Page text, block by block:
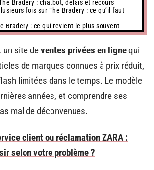
Bradery : chatbot, délais et recours
fois sur The Bradery : ce qu’il faut
Bradery : ce qui revient le plus souvent
un site deventes privées en lignequi
de marques connues à prix réduit,
limitées dans le temps. Le modèle
années, et comprendre ses
mal de déconvenues.
client ou réclamation ZARA :
selon votre problème ?